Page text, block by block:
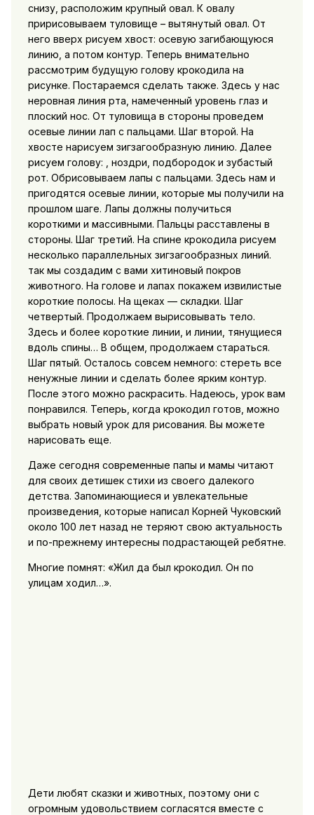
снизу, расположим крупный овал. К овалу
пририсовываем туловище – вытянутый овал. От
него вверх рисуем хвост: осевую загибающуюся
линию, а потом контур. Теперь внимательно
рассмотрим будущую голову крокодила на
рисунке. Постараемся сделать также. Здесь у нас
неровная линия рта, намеченный уровень глаз и
плоский нос. От туловища в стороны проведем
осевые линии лап с пальцами. Шаг второй. На
хвосте нарисуем зигзагообразную линию. Далее
рисуем голову: , ноздри, подбородок и зубастый
рот. Обрисовываем лапы с пальцами. Здесь нам и
пригодятся осевые линии, которые мы получили на
прошлом шаге. Лапы должны получиться
короткими и массивными. Пальцы расставлены в
стороны. Шаг третий. На спине крокодила рисуем
несколько параллельных зигзагообразных линий.
так мы создадим с вами хитиновый покров
животного. На голове и лапах покажем извилистые
короткие полосы. На щеках — складки. Шаг
четвертый. Продолжаем вырисовывать тело.
Здесь и более короткие линии, и линии, тянущиеся
вдоль спины… В общем, продолжаем стараться.
Шаг пятый. Осталось совсем немного: стереть все
ненужные линии и сделать более ярким контур.
После этого можно раскрасить. Надеюсь, урок вам
понравился. Теперь, когда крокодил готов, можно
выбрать новый урок для рисования. Вы можете
нарисовать еще.
Даже сегодня современные папы и мамы читают
для своих детишек стихи из своего далекого
детства. Запоминающиеся и увлекательные
произведения, которые написал Корней Чуковский
около 100 лет назад не теряют свою актуальность
и по-прежнему интересны подрастающей ребятне.
Многие помнят: «Жил да был крокодил. Он по
улицам ходил…».
Дети любят сказки и животных, поэтому они с
огромным удовольствием согласятся вместе с